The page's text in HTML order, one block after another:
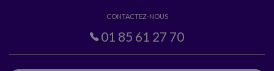
CONTACTEZ-NOUS
01 85 61 27 70